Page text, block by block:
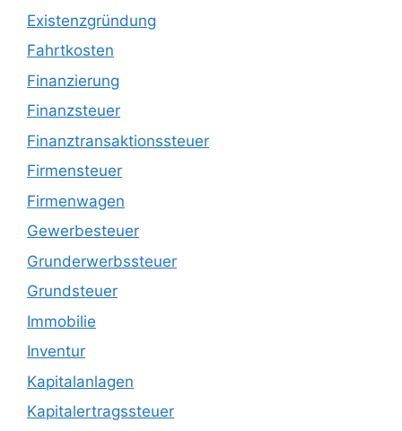
Existenzgründung
Fahrtkosten
Finanzierung
Finanzsteuer
Finanztransaktionssteuer
Firmensteuer
Firmenwagen
Gewerbesteuer
Grunderwerbssteuer
Grundsteuer
Immobilie
Inventur
Kapitalanlagen
Kapitalertragssteuer